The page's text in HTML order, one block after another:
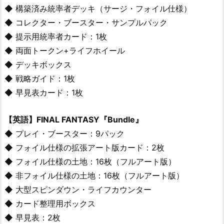
◆ 構築済み統率者デッキ（サージ・フォイル仕様）
◆ コレクター・ブースター・サンプルパック
◆ 提示用統率者カード：1枚
◆ 両面トークン+ライフホイール
◆ デッキボックス
◆ 戦略ガイド：1枚
◆ 早見表カード：1枚
【英語】FINAL FANTASY『Bundle』
◆ プレイ・ブースター：9パック
◆ フォイル仕様の拡張アート版カード：2枚
◆ フォイル仕様の土地：16枚（フルアート版）
◆ 非フォイル仕様の土地：16枚（フルアート版）
◆ 大型スピンダウン・ライフカウンター
◆ カード整理用ボックス
◆ 早見表：2枚